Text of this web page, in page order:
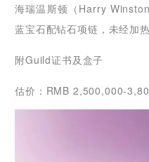
海瑞温斯顿（Harry
蓝宝石配钻石项链，未经加热
附Guild证书及盒子
估价：RMB 2,500,000-